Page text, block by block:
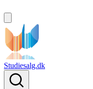
Studiesalg.dk